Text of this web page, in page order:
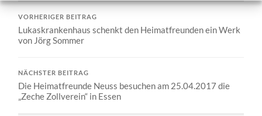
VORHERIGER BEITRAG
Lukaskrankenhaus schenkt den Heimatfreunden ein Werk
von Jörg Sommer
NÄCHSTER BEITRAG
Die Heimatfreunde Neuss besuchen am 25.04.2017 die
„Zeche Zollverein“ in Essen